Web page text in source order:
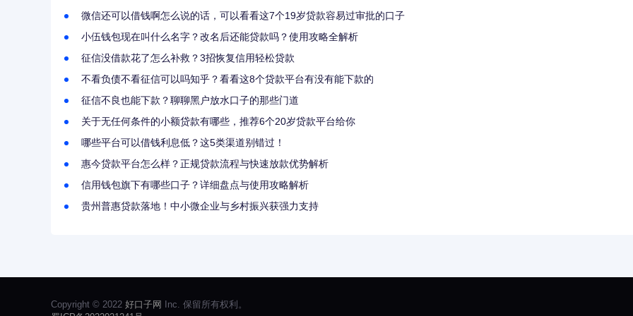
微信还可以借钱啊怎么说的话，可以看看这7个19岁贷款容易过审批的口子
小伍钱包现在叫什么名字？改名后还能贷款吗？使用攻略全解析
征信没借款花了怎么补救？3招恢复信用轻松贷款
不看负债不看征信可以吗知乎？看看这8个贷款平台有没有能下款的
征信不良也能下款？聊聊黑户放水口子的那些门道
关于无任何条件的小额贷款有哪些，推荐6个20岁贷款平台给你
哪些平台可以借钱利息低？这5类渠道别错过！
惠今贷款平台怎么样？正规贷款流程与快速放款优势解析
信用钱包旗下有哪些口子？详细盘点与使用攻略解析
贵州普惠贷款落地！中小微企业与乡村振兴获强力支持
Copyright © 2022 好口子网
Inc. 保留所有权利。